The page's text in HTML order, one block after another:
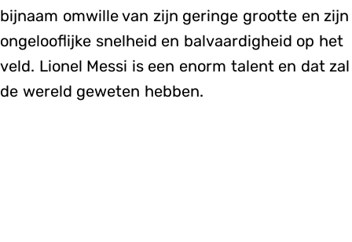
bijnaam omwille van zijn geringe grootte en zijn
ongelooflijke snelheid en balvaardigheid op het
veld. Lionel Messi is een enorm talent en dat zal
de wereld geweten hebben.